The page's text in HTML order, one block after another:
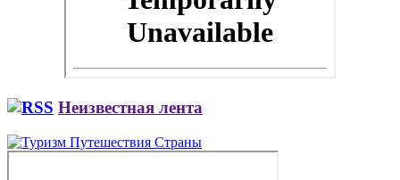
Неизвестная лента